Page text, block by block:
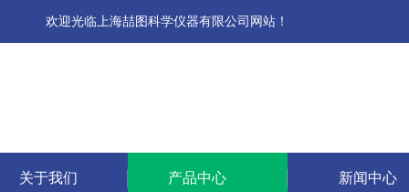
欢迎光临上海喆图科学仪器有限公司网站！
关于我们 产品中心 新闻中心